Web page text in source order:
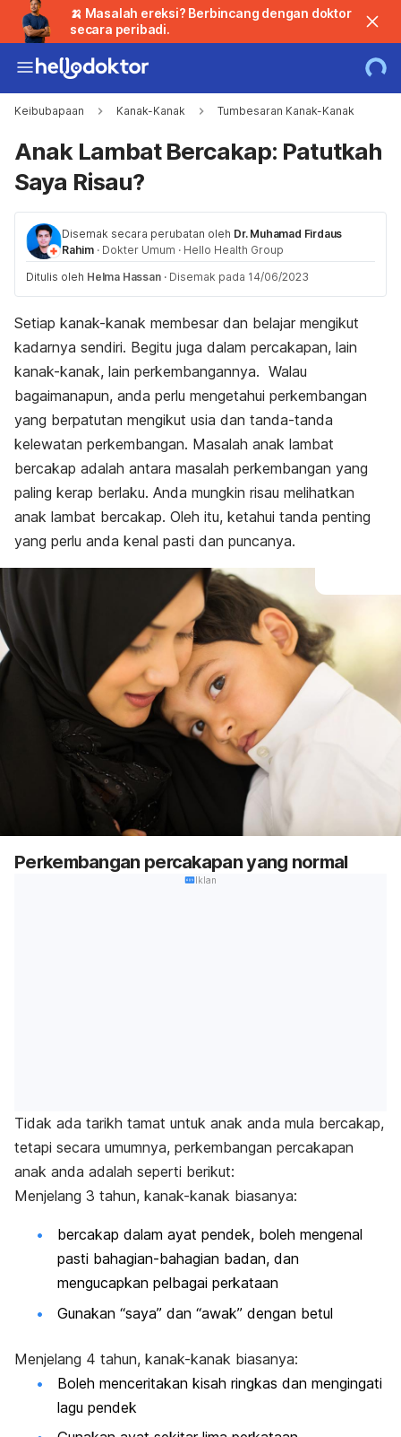
🍌 Masalah ereksi? Berbincang dengan doktor
secara peribadi.
Keibubapaan Kanak-Kanak Tumbesaran Kanak-Kanak
Anak Lambat Bercakap: Patutkah
Saya Risau?
Disemak secara perubatan oleh Dr. Muhamad Firdaus
Rahim · Dokter Umum · Hello Health Group
Ditulis oleh Helma Hassan · Disemak pada 14/06/2023
Setiap kanak-kanak membesar dan belajar mengikut
kadarnya sendiri. Begitu juga dalam percakapan, lain
kanak-kanak, lain perkembangannya. Walau
bagaimanapun, anda perlu mengetahui perkembangan
yang berpatutan mengikut usia dan tanda-tanda
kelewatan perkembangan. Masalah anak lambat
bercakap adalah antara masalah perkembangan yang
paling kerap berlaku. Anda mungkin risau melihatkan
anak lambat bercakap. Oleh itu, ketahui tanda penting
yang perlu anda kenal pasti dan puncanya.
Perkembangan percakapan yang normal
Iklan
Tidak ada tarikh tamat untuk anak anda mula bercakap,
tetapi secara umumnya, perkembangan percakapan
anak anda adalah seperti berikut:
Menjelang 3 tahun, kanak-kanak biasanya:
bercakap dalam ayat pendek, boleh mengenal
pasti bahagian-bahagian badan, dan
mengucapkan pelbagai perkataan
Gunakan “saya” dan “awak” dengan betul
Menjelang 4 tahun, kanak-kanak biasanya:
Boleh menceritakan kisah ringkas dan mengingati
lagu pendek